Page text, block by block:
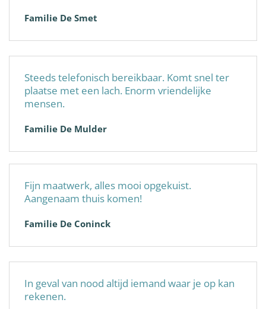
Familie De Smet
Steeds telefonisch bereikbaar. Komt snel ter
plaatse met een lach. Enorm vriendelijke
mensen.
Familie De Mulder
Fijn maatwerk, alles mooi opgekuist.
Aangenaam thuis komen!
Familie De Coninck
In geval van nood altijd iemand waar je op kan
rekenen.